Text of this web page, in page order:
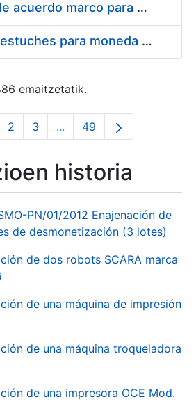
Contratación de acuerdo marco para el Suministro de Material de Electricidad para la Fábrica Nacional de Moneda y Timbre-Real Casa de la Moneda en su centro de trabajo de Burgos
Suministro de estuches para moneda de 30 €
emaitzetatik.
Orrialdea
2 Orrialdea
3 ...Intermediate Pages Use
Orrialdea
49
historia
PN/01/2012 Enajenación de
de desmonetización (3 lotes)
de dos robots SCARA marca
de una máquina de impresión
de una máquina troqueladora
de una impresora OCE Mod.